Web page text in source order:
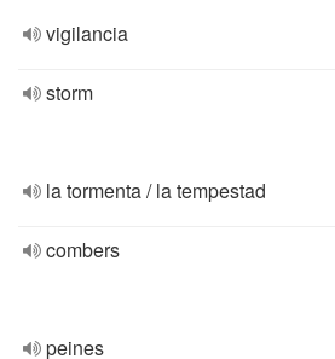
vigilancia
storm
la tormenta / la tempestad
combers
peines